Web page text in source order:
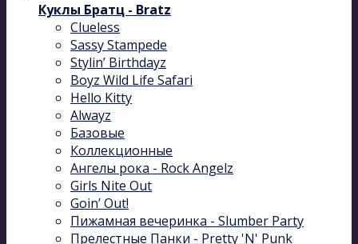
Куклы Братц - Bratz
Clueless
Sassy Stampede
Stylin’ Birthdayz
Boyz Wild Life Safari
Hello Kitty
Alwayz
Базовые
Коллекционные
Ангелы рока - Rock Angelz
Girls Nite Out
Goin’ Out!
Пижамная вечеринка - Slumber Party
Прелестные Панки - Pretty 'N' Punk